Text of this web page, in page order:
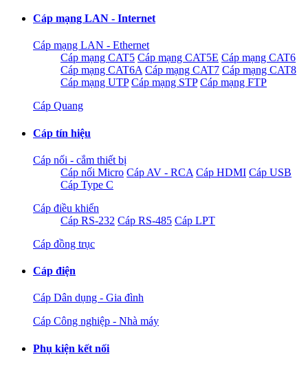
Cáp mạng LAN - Internet
Cáp mạng LAN - Ethernet
Cáp mạng CAT5 Cáp mạng CAT5E Cáp mạng CAT6
Cáp mạng CAT6A Cáp mạng CAT7 Cáp mạng CAT8
Cáp mạng UTP Cáp mạng STP Cáp mạng FTP
Cáp Quang
Cáp tín hiệu
Cáp nối - cắm thiết bị
Cáp nối Micro Cáp AV - RCA Cáp HDMI Cáp USB
Cáp Type C
Cáp điều khiển
Cáp RS-232 Cáp RS-485 Cáp LPT
Cáp đồng trục
Cáp điện
Cáp Dân dụng - Gia đình
Cáp Công nghiệp - Nhà máy
Phụ kiện kết nối